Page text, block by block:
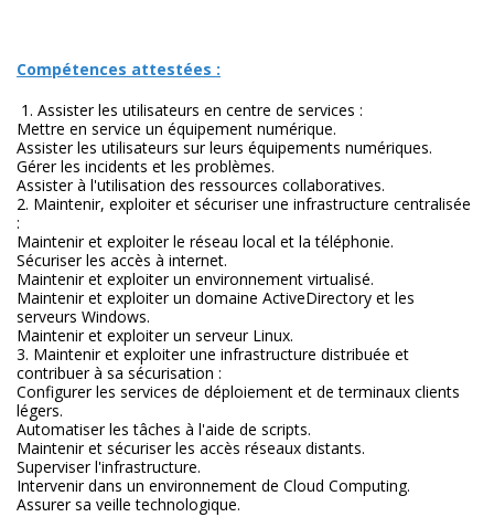
Compétences attestées :
1. Assister les utilisateurs en centre de services :
Mettre en service un équipement numérique.
Assister les utilisateurs sur leurs équipements numériques.
Gérer les incidents et les problèmes.
Assister à l'utilisation des ressources collaboratives.
2. Maintenir, exploiter et sécuriser une infrastructure centralisée
:
Maintenir et exploiter le réseau local et la téléphonie.
Sécuriser les accès à internet.
Maintenir et exploiter un environnement virtualisé.
Maintenir et exploiter un domaine ActiveDirectory et les
serveurs Windows.
Maintenir et exploiter un serveur Linux.
3. Maintenir et exploiter une infrastructure distribuée et
contribuer à sa sécurisation :
Configurer les services de déploiement et de terminaux clients
légers.
Automatiser les tâches à l'aide de scripts.
Maintenir et sécuriser les accès réseaux distants.
Superviser l'infrastructure.
Intervenir dans un environnement de Cloud Computing.
Assurer sa veille technologique.